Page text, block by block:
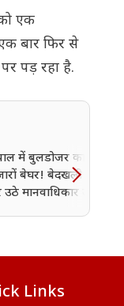
एक
बार फिर से
पड़ रहा है.
में बुलडोजर कार्रवाई से
बेघर! बेदखली अभियान
उठे मानवाधिकार उल्लंघन के
Links